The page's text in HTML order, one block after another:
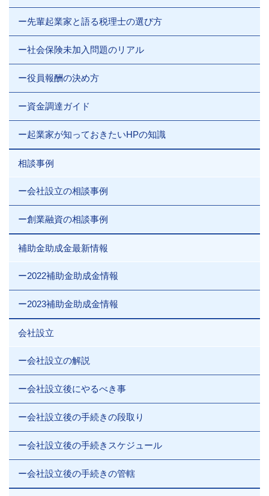
ー先輩起業家と語る税理士の選び方
ー社会保険未加入問題のリアル
ー役員報酬の決め方
ー資金調達ガイド
ー起業家が知っておきたいHPの知識
相談事例
ー会社設立の相談事例
ー創業融資の相談事例
補助金助成金最新情報
ー2022補助金助成金情報
ー2023補助金助成金情報
会社設立
ー会社設立の解説
ー会社設立後にやるべき事
ー会社設立後の手続きの段取り
ー会社設立後の手続きスケジュール
ー会社設立後の手続きの管轄